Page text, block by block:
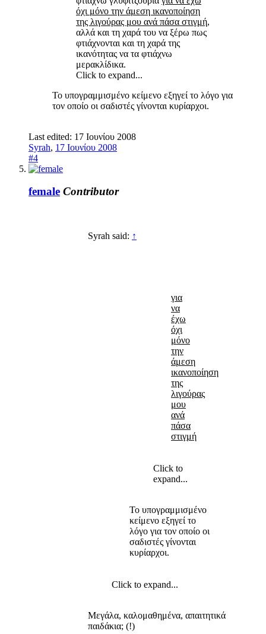
όχι μόνο την άμεση ικανοποίηση
της λιγούρας μου ανά πάσα στιγμή,
αλλά και τη χαρά του να ξέρω πως
φτιάχνονται και τη χαρά της
ικανότητας να τα φτιάχνω
μερακλίδικα.
Click to expand...
Το υπογραμμισμένο κείμενο εξηγεί το λόγο για
τον οποίο οι σαδιστές γίνονται κυρίαρχοι.
Last edited: 17 Ιουνίου 2008
Syrah, 17 Ιουνίου 2008
#4
female Contributor
Syrah said: ↑
για
να
έχω
όχι
μόνο
την
άμεση
ικανοποίηση
της
λιγούρας
μου
ανά
πάσα
στιγμή
Click to
expand...
Το υπογραμμισμένο
κείμενο εξηγεί το
λόγο για τον οποίο οι
σαδιστές γίνονται
κυρίαρχοι.
Click to expand...
Μεγάλα, καλομαθημένα, απαιτητικά
παιδάκια; (!)